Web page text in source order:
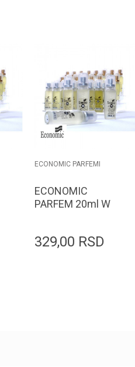
ECONOMIC PARFEMI
ECONOMIC
PARFEM 20ml W
329,00 RSD